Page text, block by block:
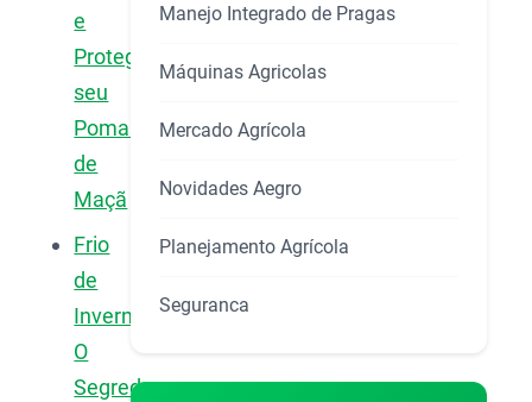
e
Proteger
seu
Pomar
de
Maçã
Frio
de
Inverno:
O
Segredo
Manejo Integrado de Pragas
Máquinas Agricolas
Mercado Agrícola
Novidades Aegro
Planejamento Agrícola
Seguranca